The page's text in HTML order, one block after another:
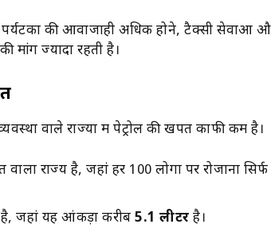
पर्यटकों की आवाजाही अधिक होने, टैक्सी सेवाओं
मांग ज्यादा रहती है।
वाले राज्यों में पेट्रोल की खपत काफी कम है।
राज्य है, जहां हर 100 लोगों पर रोजाना सिर्फ
है, जहां यह आंकड़ा करीब5.1 लीटर है।